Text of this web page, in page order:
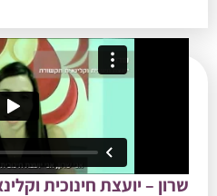
שרון – יועצת חינוכית